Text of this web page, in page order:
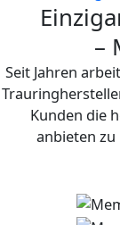
–
Seit Jahren
Kunden die
anbieten zu